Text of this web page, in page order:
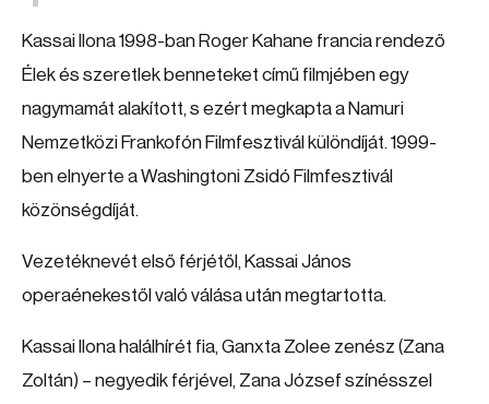
Kassai Ilona 1998-ban Roger Kahane francia rendező
Élek és szeretlek benneteket című filmjében egy
nagymamát alakított, s ezért megkapta a Namuri
Nemzetközi Frankofón Filmfesztivál különdíját. 1999-
ben elnyerte a Washingtoni Zsidó Filmfesztivál
közönségdíját.
Vezetéknevét első férjétől, Kassai János
operaénekestől való válása után megtartotta.
Kassai Ilona halálhírét fia, Ganxta Zolee zenész (Zana
Zoltán) – negyedik férjével, Zana József színésszel